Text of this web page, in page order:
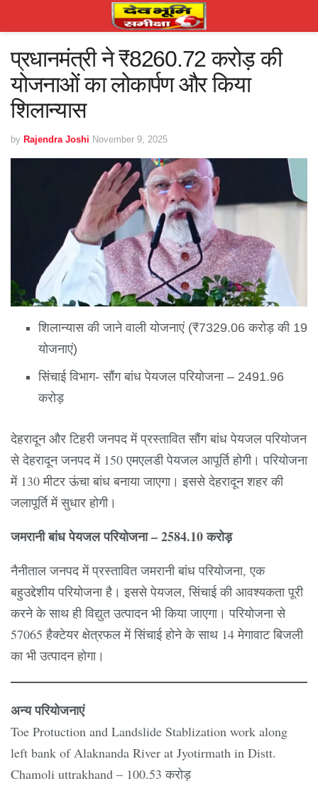
प्रधानमंत्री ने ₹8260.72 करोड़ की
योजनाओं का लोकार्पण और किया
शिलान्यास
by Rajendra Joshi November 9, 2025
शिलान्यास की जाने वाली योजनाएं (₹7329.06 करोड़ की 19
योजनाएं)
सिंचाई विभाग- सौंग बांध पेयजल परियोजना – 2491.96
करोड़
देहरादून और टिहरी जनपद में प्रस्तावित सौंग बांध पेयजल परियोजन
से देहरादून जनपद में 150 एमएलडी पेयजल आपूर्ति होगी। परियोजना
में 130 मीटर ऊंचा बांध बनाया जाएगा। इससे देहरादून शहर की
जलापूर्ति में सुधार होगी।
जमरानी बांध पेयजल परियोजना – 2584.10 करोड़
नैनीताल जनपद में प्रस्तावित जमरानी बांध परियोजना, एक
बहुउद्देशीय परियोजना है। इससे पेयजल, सिंचाई की आवश्यकता पूरी
करने के साथ ही विद्युत उत्पादन भी किया जाएगा। परियोजना से
57065 हैक्टेयर क्षेत्रफल में सिंचाई होने के साथ 14 मेगावाट बिजली
का भी उत्पादन होगा।
अन्य परियोजनाएं
Toe Protuction and Landslide Stablization work along
left bank of Alaknanda River at Jyotirmath in Distt.
Chamoli uttrakhand – 100.53 करोड़